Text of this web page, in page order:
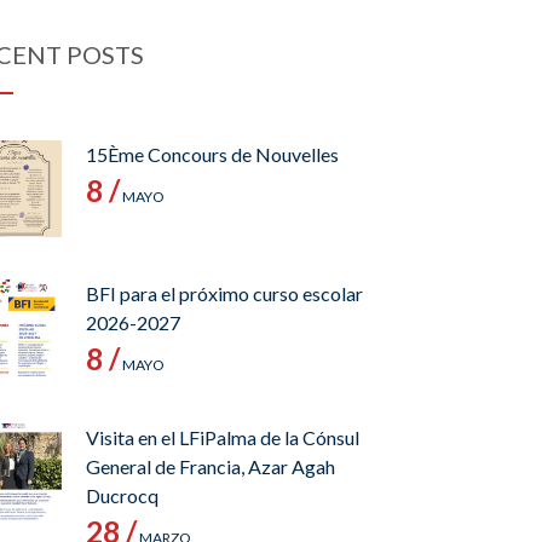
POSTS
15Ème Concours de Nouvelles
8 /MAYO
BFI para el próximo curso escolar
2026-2027
8 /MAYO
Visita en el LFiPalma de la Cónsul
General de Francia, Azar Agah
Ducrocq
28 /MARZO